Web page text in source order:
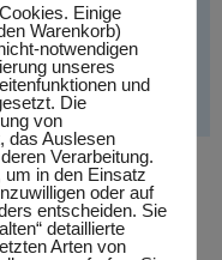
- Deutschland
Einige
Warenkorb)
notwendigen
unseres
und
Die
von
das Auslesen
Verarbeitung.
um in den Einsatz
oder auf
entscheiden. Sie
detaillierte
Arten von